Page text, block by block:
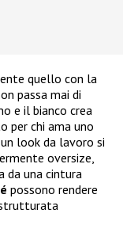
quello con la
passa mai di
e il bianco crea
chi ama uno
look da lavoro si
oversize,
una cintura
possono rendere
strutturata